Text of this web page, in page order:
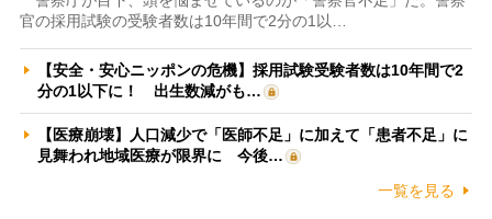
官の採用試験の受験者数は10年間で2分の1以…
【安全・安心ニッポンの危機】採用試験受験者数は10年間で2
分の1以下に！ 出生数減がも…
【医療崩壊】人口減少で「医師不足」に加えて「患者不足」に
見舞われ地域医療が限界に 今後…
一覧を見る